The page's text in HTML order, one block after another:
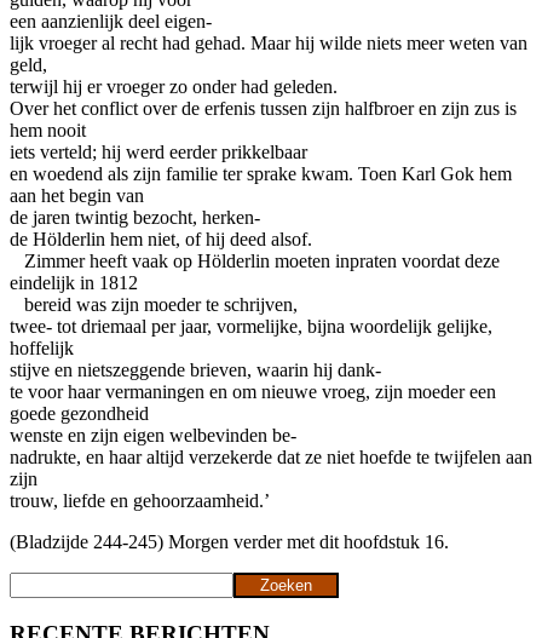
een aanzienlijk deel eigen-
lijk vroeger al recht had gehad. Maar hij wilde niets meer weten van
geld,
terwijl hij er vroeger zo onder had geleden.
Over het conflict over de erfenis tussen zijn halfbroer en zijn zus is
hem nooit
iets verteld; hij werd eerder prikkelbaar
en woedend als zijn familie ter sprake kwam. Toen Karl Gok hem
aan het begin van
de jaren twintig bezocht, herken-
de Hölderlin hem niet, of hij deed alsof.
Zimmer heeft vaak op Hölderlin moeten inpraten voordat deze
eindelijk in 1812
bereid was zijn moeder te schrijven,
twee- tot driemaal per jaar, vormelijke, bijna woordelijk gelijke,
hoffelijk
stijve en nietszeggende brieven, waarin hij dank-
te voor haar vermaningen en om nieuwe vroeg, zijn moeder een
goede gezondheid
wenste en zijn eigen welbevinden be-
nadrukte, en haar altijd verzekerde dat ze niet hoefde te twijfelen aan
zijn
trouw, liefde en gehoorzaamheid.’
(Bladzijde 244-245) Morgen verder met dit hoofdstuk 16.
Zoeken